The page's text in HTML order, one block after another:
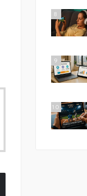
8
9
10